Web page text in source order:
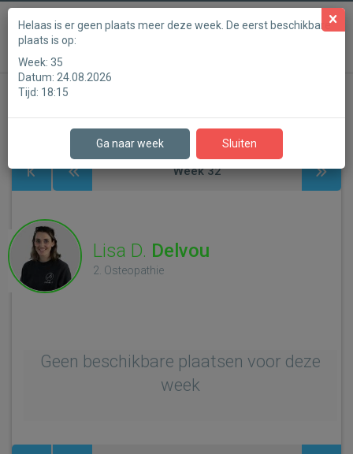
Powered by
Veemarkt 6
Stap 1
Week32
Lisa D. Delvou
2. Osteopathie
Geen beschikbare plaatsen voor deze
week
Helaas is er geen plaats meer deze week. De eerst beschikbare
plaats is op:
Week: 35
Datum: 24.08.2026
Tijd: 18:15
Ga naar week Sluiten